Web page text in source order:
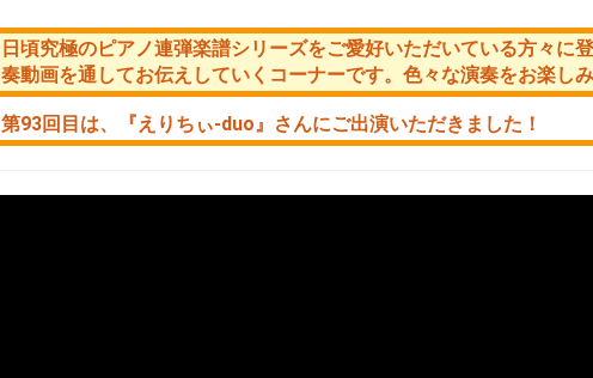
日頃究極のピアノ連弾楽譜シリーズをご愛好いただいている方々に
奏動画を通してお伝えしていくコーナーです。色々な演奏をお楽し
第93回目は、 『えりちぃ-duo』 さんにご出演いただきました！